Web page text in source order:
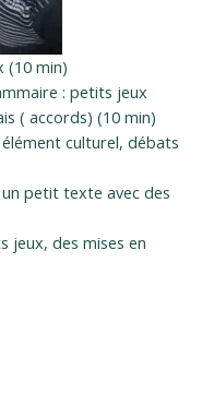
(10 min)
: petits jeux
( accords) (10 min)
culturel, débats
petit texte avec des
jeux, des mises en